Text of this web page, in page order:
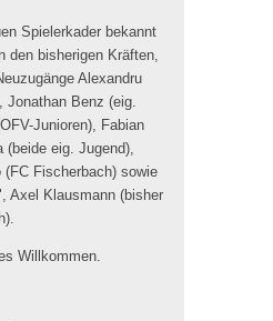
Spielerkader bekannt
den bisherigen Kräften,
Alexandru
Jonathan Benz (eig.
Junioren), Fabian
(beide eig. Jugend),
Fischerbach) sowie
Axel Klausmann (bisher
Willkommen.